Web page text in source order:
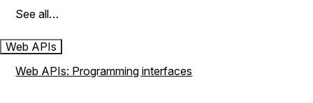
See all…
Web APIs
Web APIs: Programming interfaces